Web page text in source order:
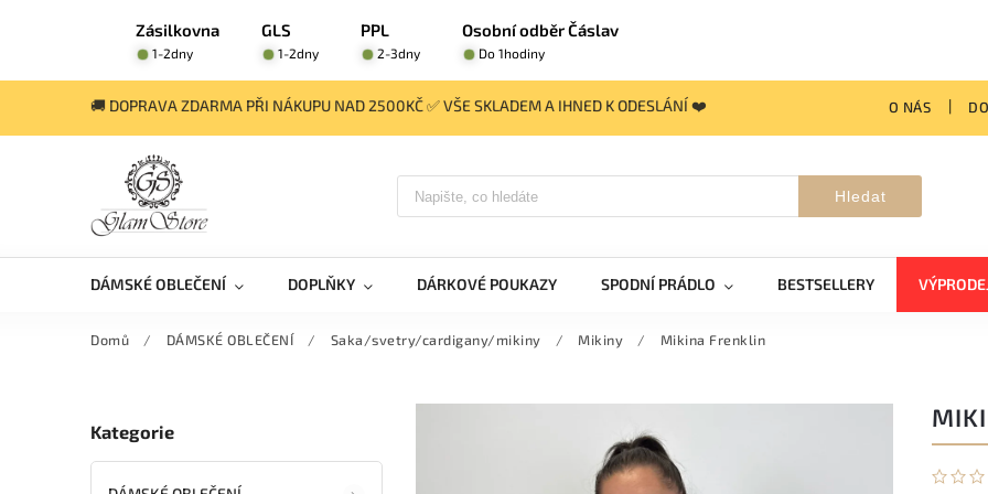
Zásilkovna GLS PPL Osobní odběr Čáslav
1-2dny 1-2dny 2-3dny Do 1hodiny
🚚 DOPRAVA ZDARMA PŘI NÁKUPU NAD 2500KČ ✅ VŠE SKLADEM A IHNED K ODESLÁNÍ ❤️ O NÁS
Hledat
DÁMSKÉ OBLEČENÍ DOPLŇKY DÁRKOVÉ POUKAZY SPODNÍ PRÁDLO BESTSELLERY
Domů / DÁMSKÉ OBLEČENÍ / Saka/svetry/cardigany/mikiny / Mikiny / Mikina Frenklin
Kategorie